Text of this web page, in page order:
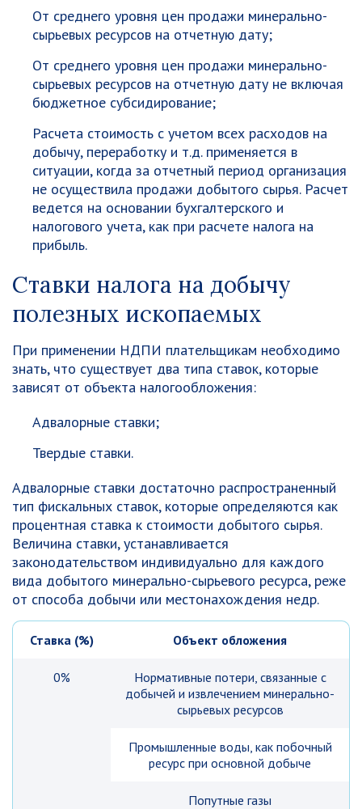
От среднего уровня цен продажи минерально-
сырьевых ресурсов на отчетную дату;
От среднего уровня цен продажи минерально-
сырьевых ресурсов на отчетную дату не включая
бюджетное субсидирование;
Расчета стоимость с учетом всех расходов на
добычу, переработку и т.д. применяется в
ситуации, когда за отчетный период организация
не осуществила продажи добытого сырья. Расчет
ведется на основании бухгалтерского и
налогового учета, как при расчете налога на
прибыль.
Ставки налога на добычу
полезных ископаемых
При применении НДПИ плательщикам необходимо
знать, что существует два типа ставок, которые
зависят от объекта налогообложения:
Адвалорные ставки;
Твердые ставки.
Адвалорные ставки достаточно распространенный
тип фискальных ставок, которые определяются как
процентная ставка к стоимости добытого сырья.
Величина ставки, устанавливается
законодательством индивидуально для каждого
вида добытого минерально-сырьевого ресурса, реже
от способа добычи или местонахождения недр.
Ставка (%) Объект обложения
0%
Нормативные потери, связанные с
добычей и извлечением минерально-
сырьевых ресурсов
Промышленные воды, как побочный
ресурс при основной добыче
Попутные газы